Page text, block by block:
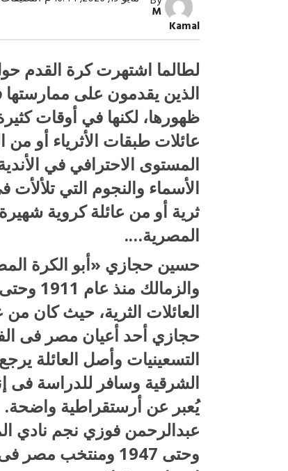
M
Kamal
لطالما اشتهرت كرة القدم حول
الذين يقدمون على
ظهورها، لكنها في أوقات
عائلات طبقات الأثرياء أو
المستوى الاحترافي في
الأسماء والنجوم التي
ثرية أو من عائلة كروية
المصرية….
حسين حجازي «أبو الكرة
العائلات الثرية، حيث كان
التسعينيات وأصل العائلة
الشرقية وسافر للدراسة فى
يُعبر عن أرستقراطية واضحة.
جهاز مستقبل مصر نموذجا..
الدول كيانات تنموية عملاقة؟